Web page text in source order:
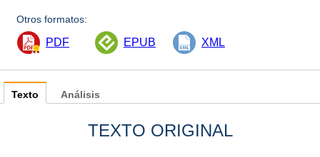
Otros formatos:
PDF EPUB XML
Texto
TEXTO ORIGINAL
Análisis